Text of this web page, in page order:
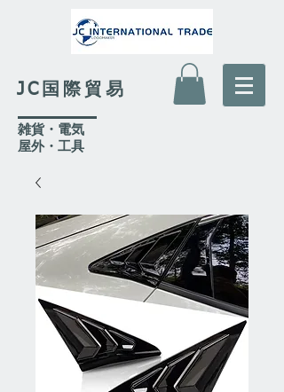
JC国際貿易
​雑貨・電気
​屋外・工具